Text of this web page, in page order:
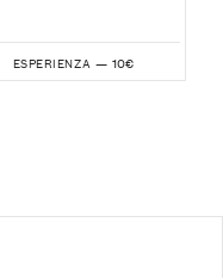
ESPERIENZA — 10€